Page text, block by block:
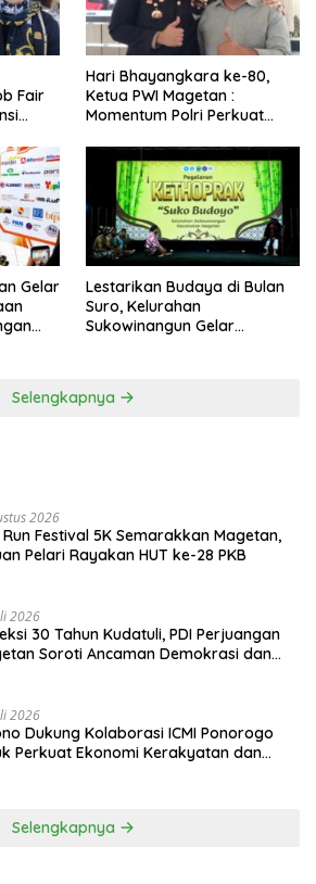
Fair
Hari Bhayangkara ke-80,
Ketua PWI Magetan :
Momentum Polri Perkuat
Gelar
Lestarikan Budaya di Bulan
Suro, Kelurahan
Sukowinangun Gelar
Selengkapnya
2026
Run Festival 5K Semarakkan Magetan,
Pelari Rayakan HUT ke-28 PKB
2026
30 Tahun Kudatuli, PDI Perjuangan
Soroti Ancaman Demokrasi dan
2026
Dukung Kolaborasi ICMI Ponorogo
Perkuat Ekonomi Kerakyatan dan
Selengkapnya